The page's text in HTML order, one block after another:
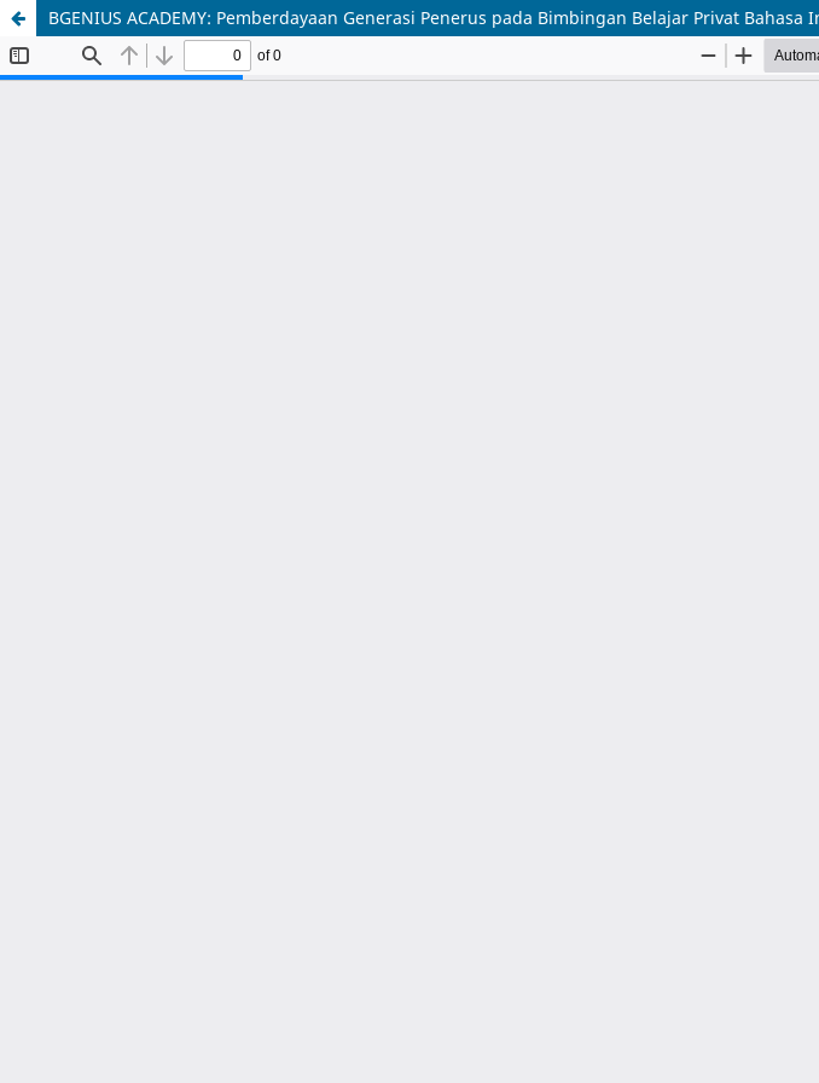
BGENIUS ACADEMY: Pemberdayaan Generasi Penerus pada Bimbingan Belajar Privat